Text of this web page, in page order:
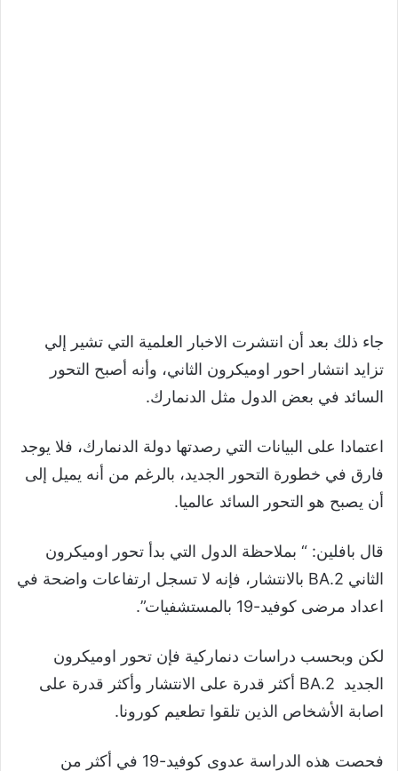
جاء ذلك بعد أن انتشرت الاخبار العلمية التي تشير إلي
تزايد انتشار احور اوميكرون الثاني، وأنه أصبح التحور
السائد في بعض الدول مثل الدنمارك.
اعتمادا على البيانات التي رصدتها دولة الدنمارك، فلا يوجد
فارق في خطورة التحور الجديد، بالرغم من أنه يميل إلى
أن يصبح هو التحور السائد عالميا.
قال بافلين: “ بملاحظة الدول التي بدأ تحور اوميكرون
الثاني BA.2 بالانتشار، فإنه لا تسجل ارتفاعات واضحة في
اعداد مرضى كوفيد-19 بالمستشفيات”.
لكن وبحسب دراسات دنماركية فإن تحور اوميكرون
الجديد BA.2 أكثر قدرة على الانتشار وأكثر قدرة على
اصابة الأشخاص الذين تلقوا تطعيم كورونا.
فحصت هذه الدراسة عدوى كوفيد-19 في أكثر من